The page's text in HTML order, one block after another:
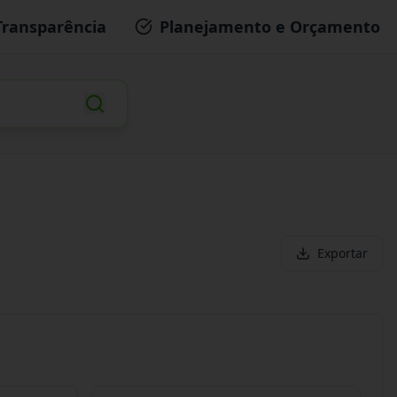
Planejamento e Orçamento
Exportar